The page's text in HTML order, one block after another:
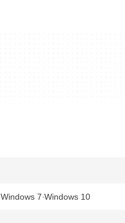
Windows 7 Windows 10